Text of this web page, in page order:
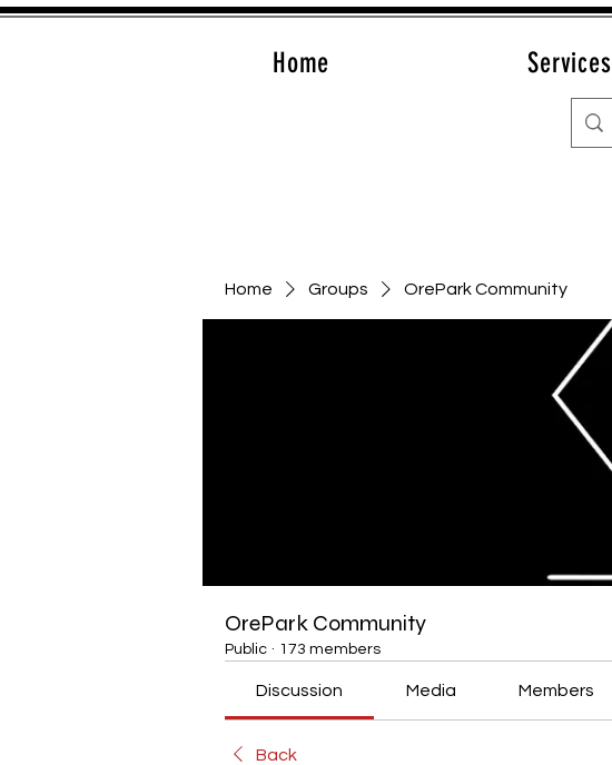
Home Services
Home Groups OrePark Community
OrePark Community
Public · 173 members
Discussion Media Members
Back